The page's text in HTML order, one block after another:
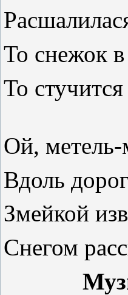
То снежок
То
Ой, метель-
Вдоль
Змейкой
Снегом